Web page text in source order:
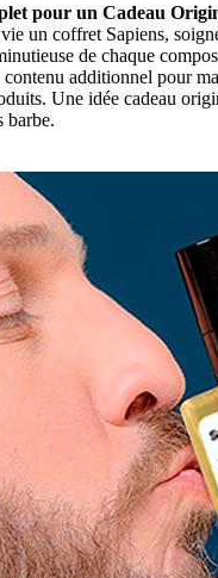
pour un Cadeau
un coffret Sapiens,
de chaque
additionnel pour
Une idée cadeau
barbe.